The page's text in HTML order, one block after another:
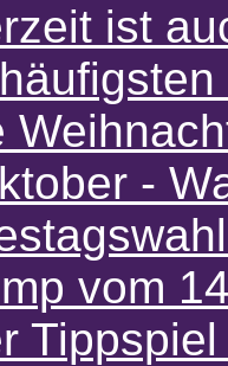
ist
-
vom